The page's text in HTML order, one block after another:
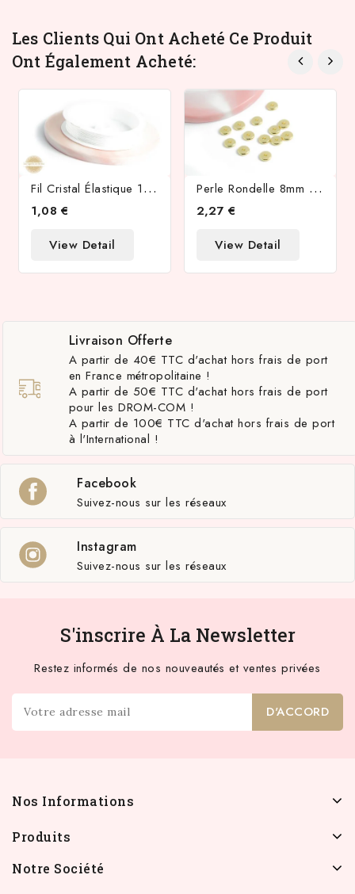
Les Clients Qui Ont Acheté Ce Produit
Ont Également Acheté:
F
Il Cristal Élastique 1mm Transparent X 10.5 Mètres
1,08 €
View Detail
P
Erle Rondelle 8mm En Laiton Plaqué Or 18k
2,27 €
View Detail
Livraison Offerte
A partir de 40€ TTC d'achat hors frais de port
en France métropolitaine !
A partir de 50€ TTC d'achat hors frais de port
pour les DROM-COM !
A partir de 100€ TTC d'achat hors frais de port
à l'International !
Facebook
Suivez-nous sur les réseaux
Instagram
Suivez-nous sur les réseaux
S'inscrire À La Newsletter
Restez informés de nos nouveautés et ventes privées
Nos Informations
Produits
Notre Société